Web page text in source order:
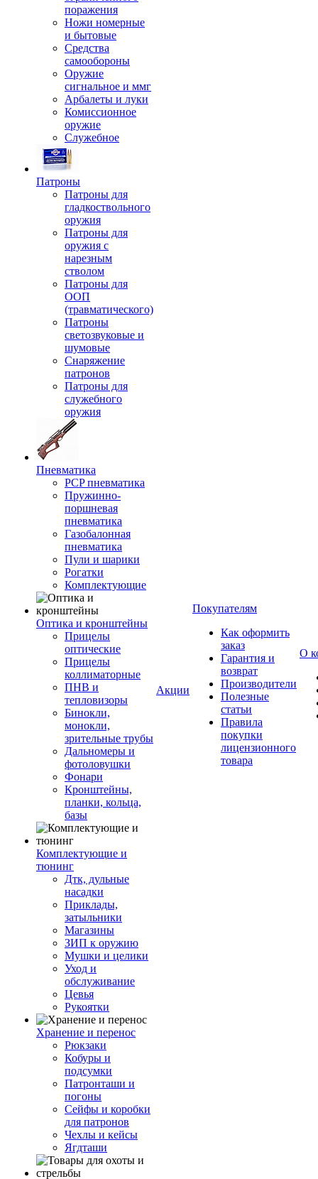
поражения
Ножи номерные
и бытовые
Средства
самообороны
Оружие
сигнальное и ммг
Арбалеты и луки
Комиссионное
оружие
Служебное
Патроны
Патроны для
гладкоствольного
оружия
Патроны для
оружия с
нарезным
стволом
Патроны для
ООП
(травматического)
Патроны
светозвуковые и
шумовые
Снаряжение
патронов
Патроны для
служебного
оружия
Пневматика
PCP пневматика
Пружинно-
поршневая
пневматика
Газобалонная
пневматика
Пули и шарики
Рогатки
Комплектующие
Оптика и кронштейны
Прицелы
оптические
Прицелы
коллиматорные
ПНВ и
тепловизоры
Бинокли,
монокли,
зрительные трубы
Дальномеры и
фотоловушки
Фонари
Кронштейны,
планки, кольца,
базы
Комплектующие и
тюнинг
Дтк, дульные
насадки
Приклады,
затыльники
Магазины
ЗИП к оружию
Мушки и целики
Уход и
обслуживание
Цевья
Рукоятки
Хранение и перенос
Рюкзаки
Кобуры и
подсумки
Патронташи и
погоны
Сейфы и коробки
для патронов
Чехлы и кейсы
Ягдташи
Акции
Покупателям
Как оформить
заказ
Гарантия и
возврат
Производители
Полезные
статьи
Правила
покупки
лицензионного
товара
О